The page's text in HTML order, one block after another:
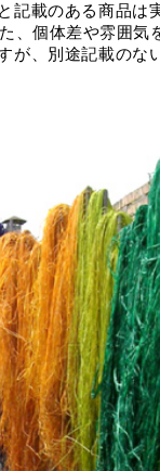
記載のある商品は
、個体差や雰囲気
が、別途記載のな